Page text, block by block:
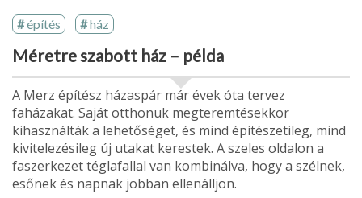
építés ház
Méretre szabott ház – példa
A Merz építész házaspár már évek óta tervez
faházakat. Saját otthonuk megteremtésekkor
kihasználták a lehetőséget, és mind építészetileg, mind
kivitelezésileg új utakat kerestek. A szeles oldalon a
faszerkezet téglafallal van kombinálva, hogy a szélnek,
esőnek és napnak jobban ellenálljon.